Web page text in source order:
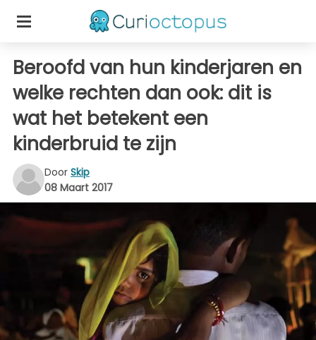
Beroofd van hun kinderjaren en
welke rechten dan ook: dit is
wat het betekent een
kinderbruid te zijn
Door Skip
08 Maart 2017